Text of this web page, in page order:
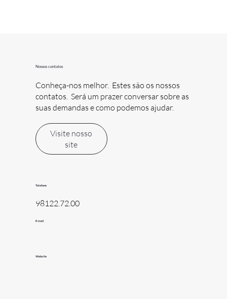
Nossos contatos
Conheça-nos melhor. Estes são os nossos
contatos. Será um prazer conversar sobre as
suas demandas e como podemos ajudar.
Visite nosso
site
Telefone
98122.72.00
E-mail
Website